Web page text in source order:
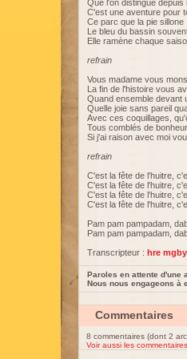
Que l'on distingue depuis
C'est une aventure pour
Ce parc que la pie sillone
Le bleu du bassin
Elle ramène chaque
refrain
Vous madame vous
La fin de l'histoire vous
Quand ensemble devant
Quelle joie sans pareil
Avec ces coquillages,
Tous comblés de
Si j'ai raison avec moi
refrain
C'est la fête de l'huitre,
C'est la fête de l'huitre,
C'est la fête de l'huitre,
C'est la fête de l'huitre,
Pam pam pampadam,
Pam pam pampadam,
Transcripteur : hre
Paroles en attente d'une
Nous nous engageons à
Commentaires
8 commentaires (dont 2
Voir aussi les